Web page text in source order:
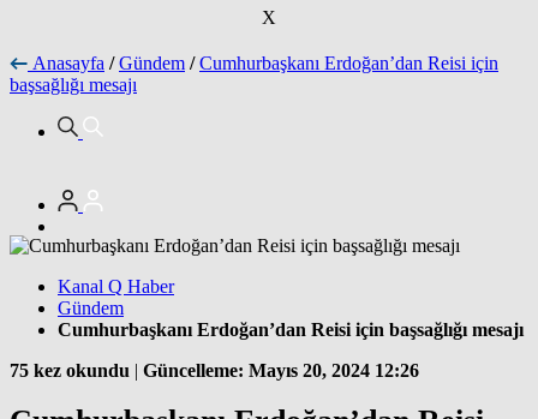
X
Anasayfa / Gündem / Cumhurbaşkanı Erdoğan’dan Reisi için
başsağlığı mesajı
Kanal Q Haber
Gündem
Cumhurbaşkanı Erdoğan’dan Reisi için başsağlığı mesajı
75 kez okundu | Güncelleme: Mayıs 20, 2024 12:26